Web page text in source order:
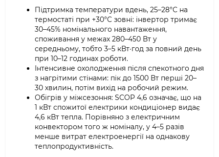
Підтримка температури вдень, 25–28°C на
термостаті при +30°C зовні: інвертор тримає
30–45% номінального навантаження,
споживання у межах 280–450 Вт у
середньому, тобто 3–5 кВт·год за повний день
при 10–12 годинах роботи.
Інтенсивне охолодження після спекотного дня
з нагрітими стінами: пік до 1500 Вт перші 20–
30 хвилин, потім вихід на робочий режим.
Обігрів у міжсезоння: SCOP 4,6 означає, що на
1 кВт спожитої електрики кондиціонер видає
4,6 кВт тепла. Порівняно з електричним
конвектором того ж номіналу, у 4–5 разів
менше витрат електроенергії на однакову
теплопродуктивність.